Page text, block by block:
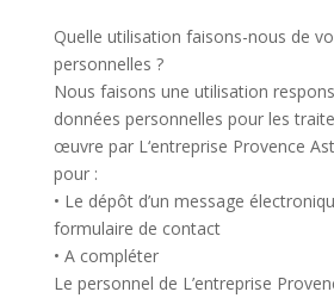
Quelle utilisation faisons-nous de
personnelles ?
Nous faisons une utilisation
données personnelles pour les
œuvre par L‘entreprise Provence
pour :
• Le dépôt d’un message
formulaire de contact
• A compléter
Le personnel de L’entreprise